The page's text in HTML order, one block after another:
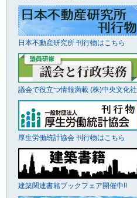
日本不動産研究所 刊行物はこちら
議会で役立つ情報満載 (株)中央文化社
厚生労働統計協会 刊行物はこちら
建築関連書籍ブックフェア開催中!!